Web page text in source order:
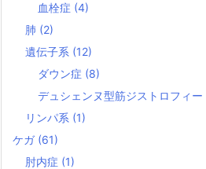
血栓症 (4)
肺 (2)
遺伝子系 (12)
ダウン症 (8)
デュシェンヌ型筋ジストロフィー
リンパ系 (1)
ケガ (61)
肘内症 (1)